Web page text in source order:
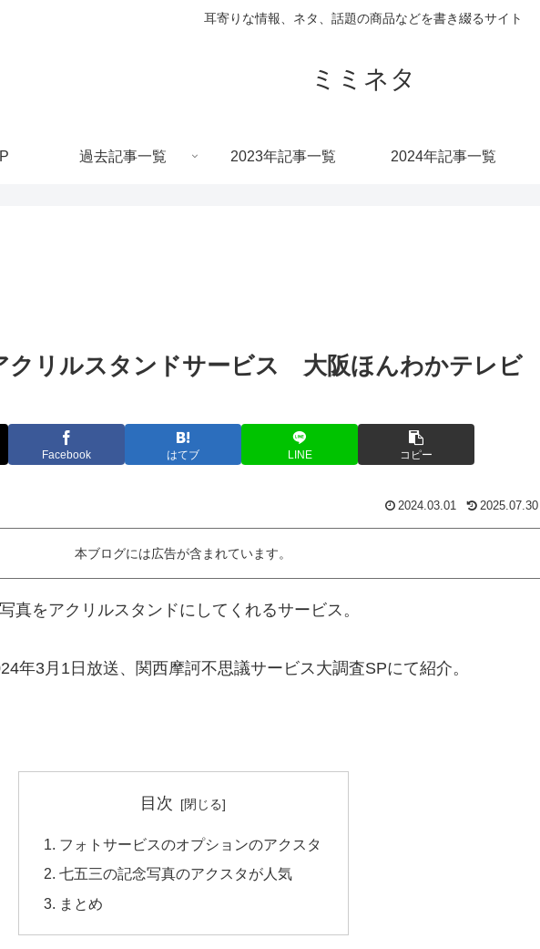
耳寄りな情報、ネタ、話題の商品などを書き綴るサイト
ミミネタ
過去記事一覧 2023年記事一覧 2024年記事一覧
クリルスタンドサービス 大阪ほんわかテレビ
Facebook はてブ LINE コピー
2024.03.01 2025.07.30
本ブログには広告が含まれています。
真をアクリルスタンドにしてくれるサービス。
年3月1日放送、関西摩訶不思議サービス大調査SPにて紹介。
目次
フォトサービスのオプションのアクスタ
七五三の記念写真のアクスタが人気
まとめ